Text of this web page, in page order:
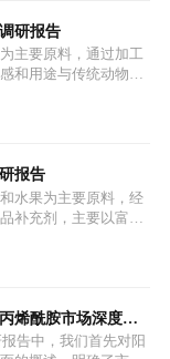
研报告
主要原料，通过加工
和用途与传统动物黄
菜籽油、椰子油、棕
、氢化或酯交换等工
延长保质期和调整风
报告
水果为主要原料，经
补充剂，主要以富含
物质等营养成分的绿
括菠菜、羽衣甘蓝、
果（如胡萝卜、甜菜
烯酰胺市场深度调
分析
告中，我们首先对阳